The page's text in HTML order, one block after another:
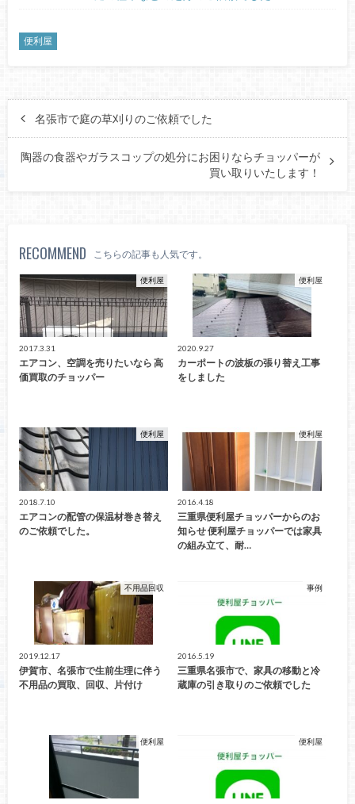
便利屋
名張市で庭の草刈りのご依頼でした
陶器の食器やガラスコップの処分にお困りならチョッパーが
買い取りいたします！
RECOMMEND こちらの記事も人気です。
便利屋
2017.3.31
エアコン、空調を売りたいなら 高
価買取のチョッパー
便利屋
2020.9.27
カーポートの波板の張り替え工事
をしました
便利屋
2018.7.10
エアコンの配管の保温材巻き替え
のご依頼でした。
便利屋
2016.4.18
三重県便利屋チョッパーからのお
知らせ 便利屋チョッパーでは家具
の組み立て、耐…
不用品回収
2019.12.17
伊賀市、名張市で生前生理に伴う
不用品の買取、回収、片付け
事例
2016.5.19
三重県名張市で、家具の移動と冷
蔵庫の引き取りのご依頼でした
便利屋 便利屋